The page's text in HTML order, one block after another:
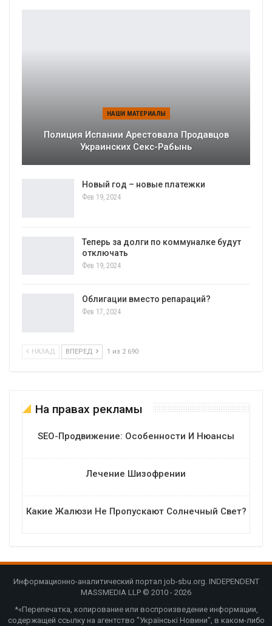
НАШИ МАТЕРИАЛЫ
Полиция Испании Арестовала Продавцов
Украинских Секс-Рабынь
Новый год – новые платежки
Фев 19, 2024
Теперь за долги по коммуналке будут
отключать
Фев 19, 2024
Облигации вместо репараций?
Фев 17, 2024
НАЗАД ВПЕРЕД 1 из 2 690
На правах рекламы
SEO-Продвижение: Особенности И Нюансы
Лечение Шизофрении
Какие Жалюзи Не Пропускают Солнечный Свет?
Информационно-аналитический портал job-sbu.org. INDEPENDENT
MASSMEDIA LLP © 2010 - 2026
*«Перепечатка, копирование или воспроизведение информации,
содержащей ссылку на агентство "Українські Новини", в каком-либо